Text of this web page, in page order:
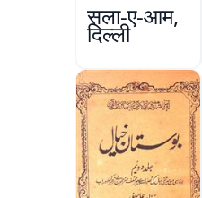
सला-ए-आम,
दिल्ली